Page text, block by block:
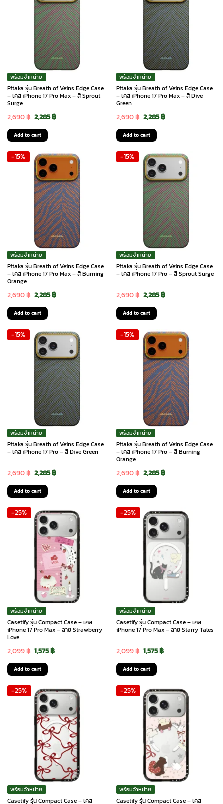
พร้อมจำหน่าย
Pitaka รุ่น Breath of Veins Edge Case
– เคส iPhone 17 Pro Max – สี Sprout
Surge
2,690฿ Original
price
was:
2,690 ฿.
2,285฿Current
2,285 ฿.
Add to cart
พร้อมจำหน่าย
Pitaka รุ่น Breath of Veins Edge Case
– เคส iPhone 17 Pro Max – สี Dive
Green
2,690฿ Original
price
was:
2,690 ฿.
2,285฿Current
2,285 ฿.
Add to cart
-15%
พร้อมจำหน่าย
Pitaka รุ่น Breath of Veins Edge Case
– เคส iPhone 17 Pro Max – สี Burning
Orange
2,690฿ Original
price
was:
2,690 ฿.
2,285฿Current
2,285 ฿.
Add to cart
-15%
พร้อมจำหน่าย
Pitaka รุ่น Breath of Veins Edge Case
– เคส iPhone 17 Pro – สี Sprout Surge
2,690฿ Original
price
was:
2,690 ฿.
2,285฿Current
2,285 ฿.
Add to cart
-15%
พร้อมจำหน่าย
Pitaka รุ่น Breath of Veins Edge Case
– เคส iPhone 17 Pro – สี Dive Green
2,690฿ Original
price
was:
2,690 ฿.
2,285฿Current
2,285 ฿.
Add to cart
-15%
พร้อมจำหน่าย
Pitaka รุ่น Breath of Veins Edge Case
– เคส iPhone 17 Pro – สี Burning
Orange
2,690฿ Original
price
was:
2,690 ฿.
2,285฿Current
2,285 ฿.
Add to cart
-25%
พร้อมจำหน่าย
Casetify รุ่น Compact Case – เคส
iPhone 17 Pro Max – ลาย Strawberry
Love
2,099฿ Original
price
was:
2,099 ฿.
1,575฿Current
1,575 ฿.
Add to cart
-25%
พร้อมจำหน่าย
Casetify รุ่น Compact Case – เคส
iPhone 17 Pro Max – ลาย Starry Tales
2,099฿ Original
price
was:
2,099 ฿.
1,575฿Current
1,575 ฿.
Add to cart
-25%
พร้อมจำหน่าย
Casetify รุ่น Compact Case – เคส
-25%
พร้อมจำหน่าย
Casetify รุ่น Compact Case – เคส